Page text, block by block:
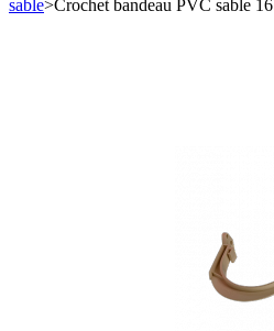
sable>Crochet bandeau PVC sable 16